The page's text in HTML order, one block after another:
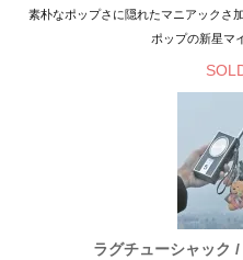
素朴なポップさに隠れたマニアックさ
ポップの新星マ
ラグチューシャック